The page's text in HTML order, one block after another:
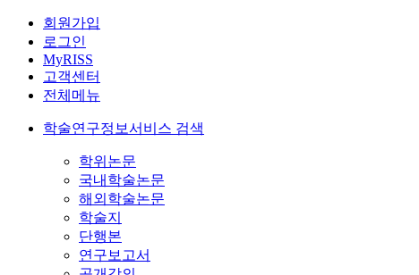
회원가입
로그인
MyRISS
고객센터
전체메뉴
학술연구정보서비스 검색
학위논문
국내학술논문
해외학술논문
학술지
단행본
연구보고서